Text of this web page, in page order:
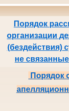
Порядок
организации
(бездействия)
не
Порядок